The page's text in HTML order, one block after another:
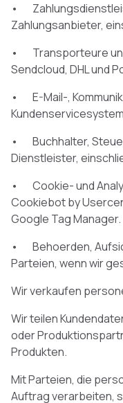
•
Zahlungsanbieter,
• Transporteure
Sendcloud, DHL und
• E-Mail-,
• Buchhalter,
Dienstleister,
• Cookie- und
Cookiebot by
Google Tag Manager.
• Behoerden,
Parteien, wenn wir
Wir verkaufen
Wir teilen
oder
Produkten.
Mit Parteien, die
Auftrag verarbeiten,